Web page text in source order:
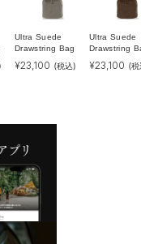
Ultra Suede
Drawstring Bag
¥23,100 (税込)
Ultra Suede
Drawstring
¥23,100 (